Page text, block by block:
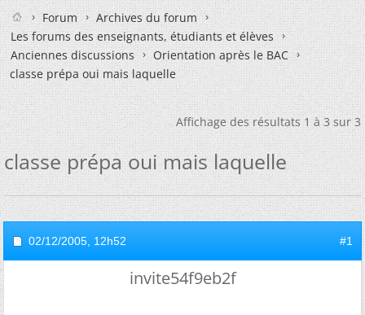
Forum
Archives du forum
Les forums des enseignants, étudiants et élèves
Anciennes discussions
Orientation après le BAC
classe prépa oui mais laquelle
Affichage des résultats 1 à 3 sur 3
classe prépa oui mais laquelle
02/12/2005, 12h52 #1
invite54f9eb2f